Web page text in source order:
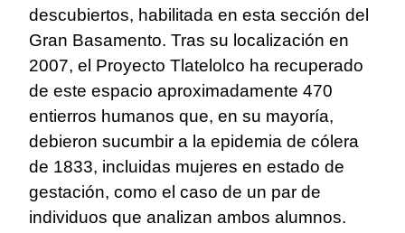
descubiertos, habilitada en esta sección del
Gran Basamento. Tras su localización en
2007, el Proyecto Tlatelolco ha recuperado
de este espacio aproximadamente 470
entierros humanos que, en su mayoría,
debieron sucumbir a la epidemia de cólera
de 1833, incluidas mujeres en estado de
gestación, como el caso de un par de
individuos que analizan ambos alumnos.